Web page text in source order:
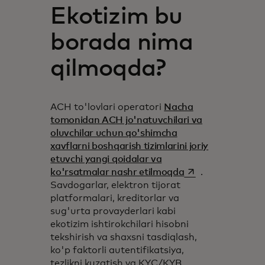
Ekotizim bu
borada nima
qilmoqda?
ACH to'lovlari operatori Nacha
tomonidan ACH jo'natuvchilari va
oluvchilar uchun qo'shimcha
xavflarni boshqarish tizimlarini joriy
etuvchi yangi qoidalar va
ko'rsatmalar nashr etilmoqdaopens in a new
.
Savdogarlar, elektron tijorat
platformalari, kreditorlar va
sug'urta provayderlari kabi
ekotizim ishtirokchilari hisobni
tekshirish va shaxsni tasdiqlash,
ko'p faktorli autentifikatsiya,